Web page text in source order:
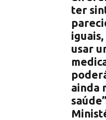
ter
usar
ainda